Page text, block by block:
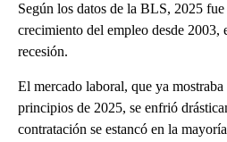
Según los datos de la BLS, 2025
crecimiento del empleo desde 2003,
recesión.
El mercado laboral, que ya mostraba
principios de 2025, se enfrió
contratación se estancó en la